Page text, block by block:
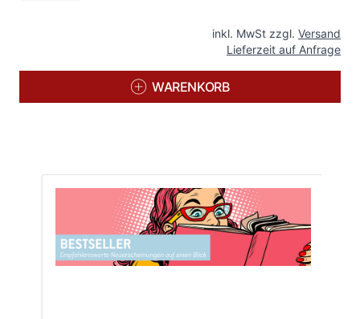
inkl. MwSt zzgl. Versand
Lieferzeit auf Anfrage
WARENKORB